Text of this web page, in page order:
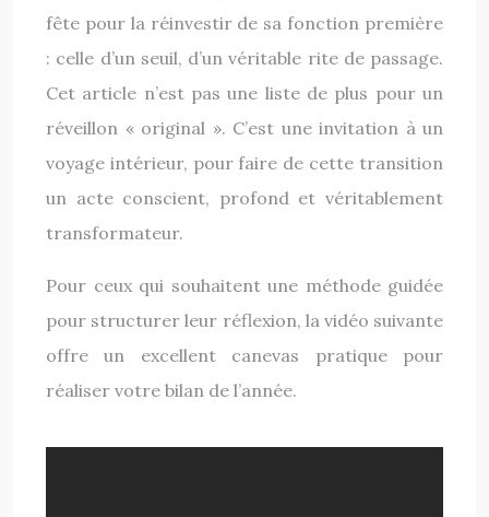
fête pour la réinvestir de sa fonction première
: celle d’un seuil, d’un véritable rite de passage.
Cet article n’est pas une liste de plus pour un
réveillon « original ». C’est une invitation à un
voyage intérieur, pour faire de cette transition
un acte conscient, profond et véritablement
transformateur.
Pour ceux qui souhaitent une méthode guidée
pour structurer leur réflexion, la vidéo suivante
offre un excellent canevas pratique pour
réaliser votre bilan de l’année.